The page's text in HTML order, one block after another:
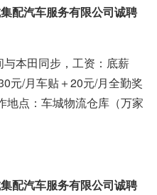
配汽车服务有限公司诚聘
本田同步，工资：底薪
元/月车贴＋20元/月全勤奖
地点：车城物流仓库（万家
配汽车服务有限公司诚聘